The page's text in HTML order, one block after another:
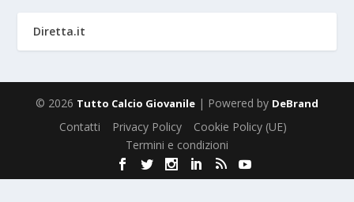
Diretta.it
© 2026 Tutto Calcio Giovanile | Powered by DeBrand
Contatti Privacy Policy
Cookie Policy (UE)
Termini e condizioni